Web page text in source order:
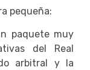
pequeña:
paquete muy
del Real
arbitral y la